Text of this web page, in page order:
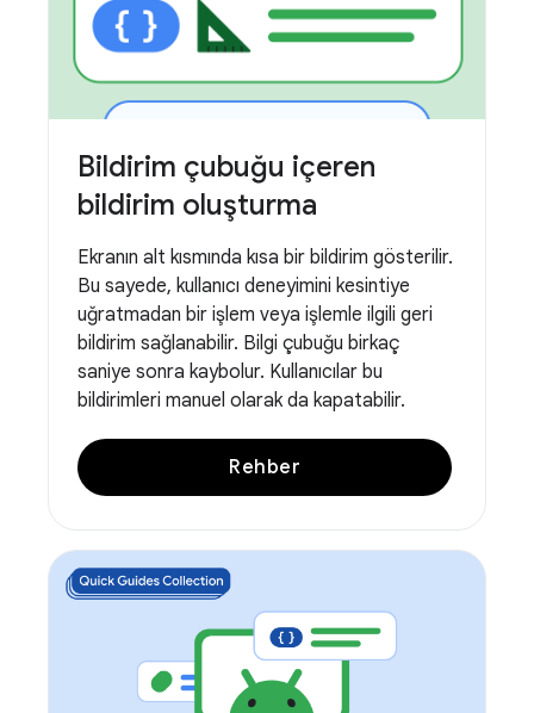
Bildirim çubuğu içeren
bildirim oluşturma
Ekranın alt kısmında kısa bir bildirim gösterilir.
Bu sayede, kullanıcı deneyimini kesintiye
uğratmadan bir işlem veya işlemle ilgili geri
bildirim sağlanabilir. Bilgi çubuğu birkaç
saniye sonra kaybolur. Kullanıcılar bu
bildirimleri manuel olarak da kapatabilir.
Rehber